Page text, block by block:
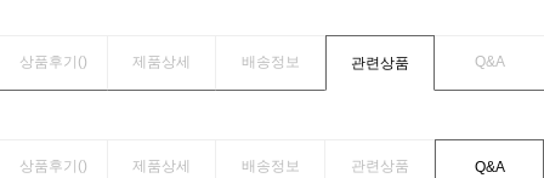
상품후기() 제품상세 배송정보 관련상품 Q&A
상품후기() 제품상세 배송정보 관련상품 Q&A